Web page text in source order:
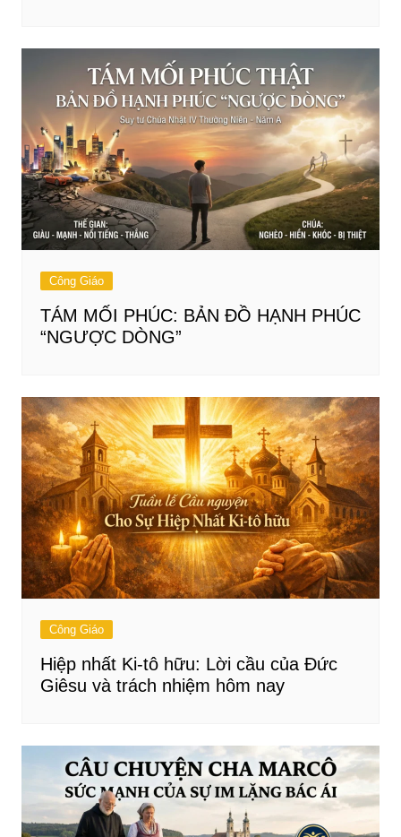
Công Giáo
TÁM MỐI PHÚC: BẢN ĐỒ HẠNH PHÚC
“NGƯỢC DÒNG”
Công Giáo
Hiệp nhất Ki-tô hữu: Lời cầu của Đức
Giêsu và trách nhiệm hôm nay